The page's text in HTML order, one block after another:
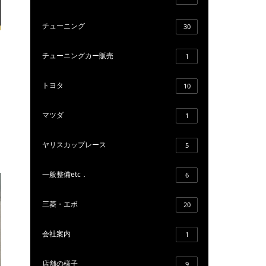
チューニング 30
チューニングカー販売 1
トヨタ 10
マツダ 1
ヤリスカップレース 5
一般整備etc． 6
三菱・エボ 20
会社案内 1
店舗の様子 9